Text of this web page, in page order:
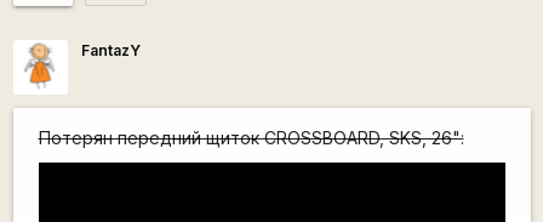
FantazY
Потерян передний щиток CROSSBOARD, SKS, 26":